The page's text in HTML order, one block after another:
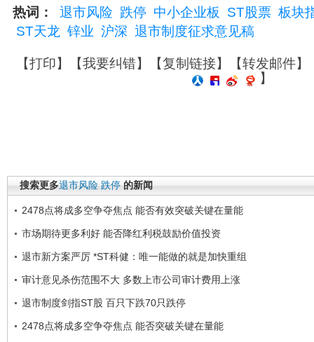
热词： 退市风险 跌停 中小企业板 ST股票 板块
ST天龙 锌业 沪深 退市制度征求意见稿
【打印】【我要纠错】【复制链接】【转发邮件】
】
搜索更多退市风险 跌停 的新闻
2478点将成多空争夺焦点 能否有效突破关键在量能
市场期待更多利好 能否降红利税鼓励价值投资
退市新方案严厉 *ST科健：唯一能做的就是加快重组
审计意见杀伤范围不大 多数上市公司审计费用上涨
退市制度剑指ST股 百只下跌70只跌停
2478点将成多空争夺焦点 能否突破关键在量能